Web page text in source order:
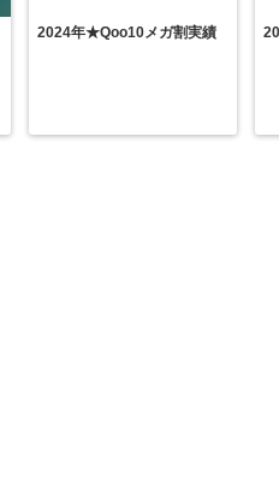
2024年★Qoo10メガ割実績